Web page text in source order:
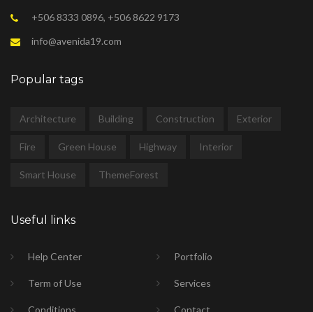
+506 8333 0896, +506 8622 9173
info@avenida19.com
Popular tags
Architecture Building Construction Exterior
Fire Green House Highway Interior
Smart House ThemeForest
Useful links
Help Center Portfolio
Term of Use Services
Conditions Contact